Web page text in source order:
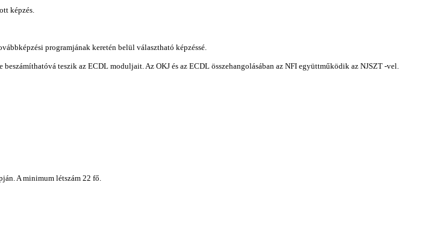
képzés.
programjának keretén belül választható képzéssé.
teszik az ECDL moduljait. Az OKJ és az ECDL összehangolásában az NFI együttműködik az NJSZT -vel.
A minimum létszám 22 fő.